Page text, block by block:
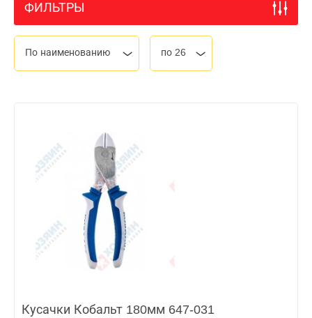
ФИЛЬТРЫ
По наименованию по 26
Кусачки Кобальт 180мм 647-031